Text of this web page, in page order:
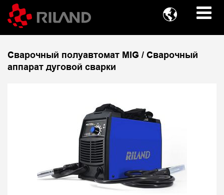

Сварочный полуавтомат MIG / Сварочный
аппарат дуговой сварки